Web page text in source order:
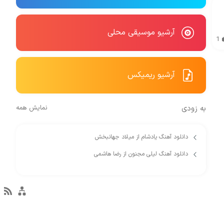
1
آرشیو موسیقی محلی
آرشیو ریمیکس
به زودی نمایش همه
دانلود آهنگ یادشام از میلاد جهانبخش
دانلود آهنگ لیلی مجنون از رضا هاشمی